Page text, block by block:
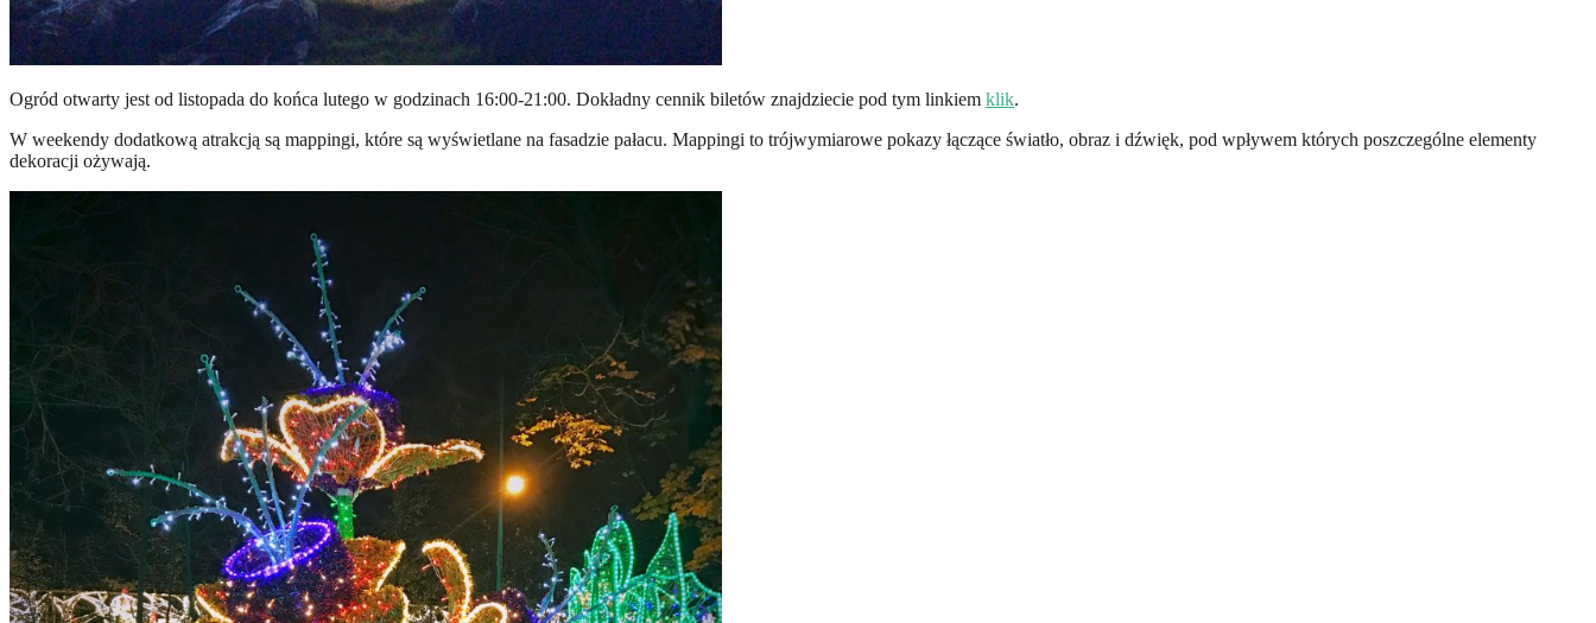
Ogród otwarty jest od listopada do końca lutego w godzinach 16:00-21:00. Dokładny cennik biletów znajdziecie pod tym linkiem klik.
W weekendy dodatkową atrakcją są mappingi, które są wyświetlane na fasadzie pałacu. Mappingi to trójwymiarowe pokazy łączące światło, obraz i dźwięk, pod wpływem których poszczególne elementy
dekoracji ożywają.